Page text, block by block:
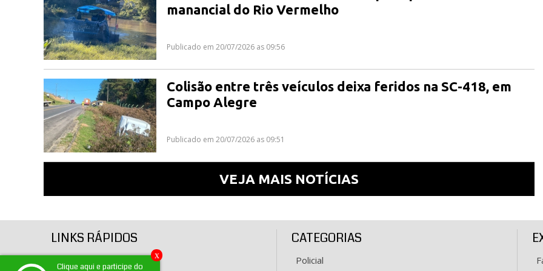
manancial do Rio Vermelho
Publicado em 20/07/2026 as 09:56
Colisão entre três veículos deixa feridos na SC-418, em
Campo Alegre
Publicado em 20/07/2026 as 09:51
VEJA MAIS NOTÍCIAS
LINKS RÁPIDOS CATEGORIAS
Policial
Clique aqui e participe do
x